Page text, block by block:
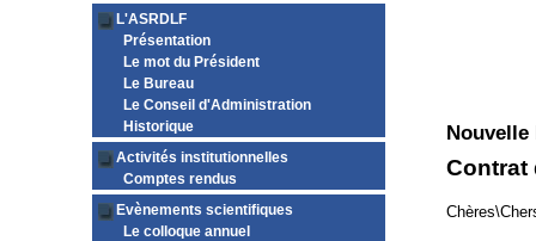
L'ASRDLF
Présentation
Le mot du Président
Le Bureau
Le Conseil d'Administration
Historique
Activités institutionnelles
Comptes rendus
Evènements scientifiques
Le colloque annuel
Nouvelle
Contrat